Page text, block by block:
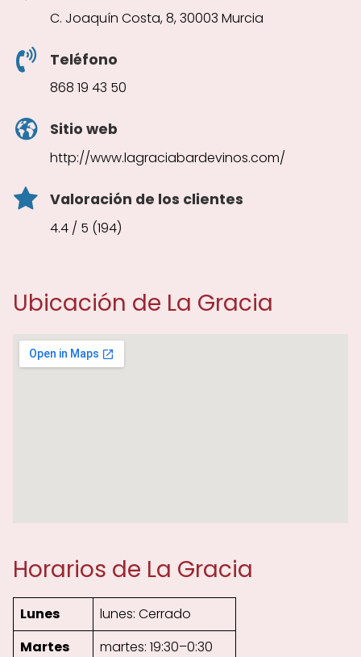
C. Joaquín Costa, 8, 30003 Murcia
Teléfono
868 19 43 50
Sitio web
http://www.lagraciabardevinos.com/
Valoración de los clientes
4.4 / 5 (194)
Ubicación de La Gracia
Horarios de La Gracia
Lunes
lunes: Cerrado
Martes
martes: 19:30–0:30